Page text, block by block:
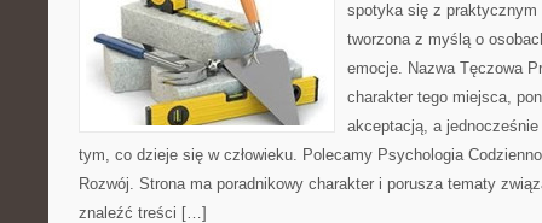
spotyka się z praktycznym
tworzona z myślą o
emocje. Nazwa Tęczowa
charakter tego miejsca,
akceptacją, a
tym, co dzieje się w człowieku. Polecamy Psychologia
Rozwój. Strona ma poradnikowy charakter i porusza tematy
znaleźć treści […]